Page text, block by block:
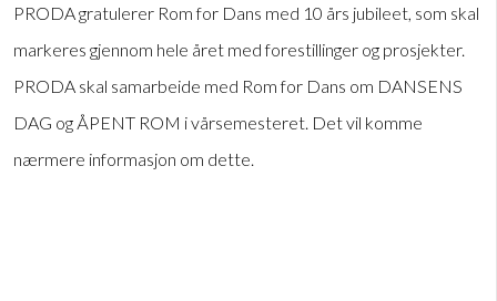
PRODA gratulerer Rom for Dans med 10 års jubileet, som skal
markeres gjennom hele året med forestillinger og prosjekter.
PRODA skal samarbeide med Rom for Dans om DANSENS
DAG og ÅPENT ROM i vårsemesteret. Det vil komme
nærmere informasjon om dette.